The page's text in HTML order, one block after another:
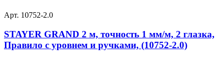
Арт. 10752-2.0
STAYER GRAND 2 м, точность 1 мм/м, 2 глазка,
Правило с уровнем и ручками, (10752-2.0)